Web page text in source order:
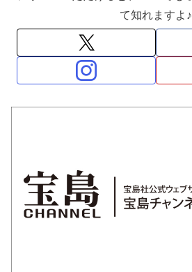
て知れますよ♪